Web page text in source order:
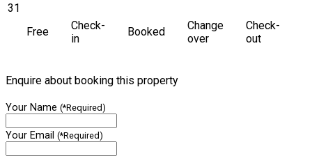
31
Free
Check-
in
Booked
Change
over
Check-
out
Enquire about booking this property
Your Name (*Required)
Your Email (*Required)